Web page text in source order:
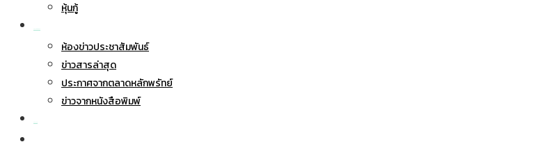
หุ้นกู้
ห้องข่าวประชาสัมพันธ์
ข่าวสารล่าสุด
ประกาศจากตลาดหลักพรัทย์
ข่าวจากหนังสือพิมพ์